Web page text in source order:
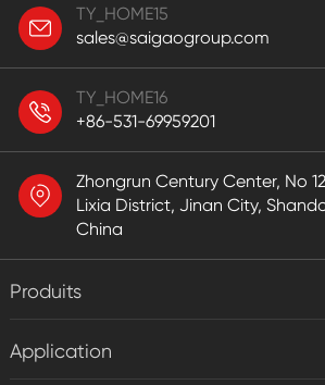
TY_HOME15
sales@saigaogroup.com
TY_HOME16
+86-531-69959201
Zhongrun Century Center, No
Lixia District, Jinan City,
China
Produits
Application